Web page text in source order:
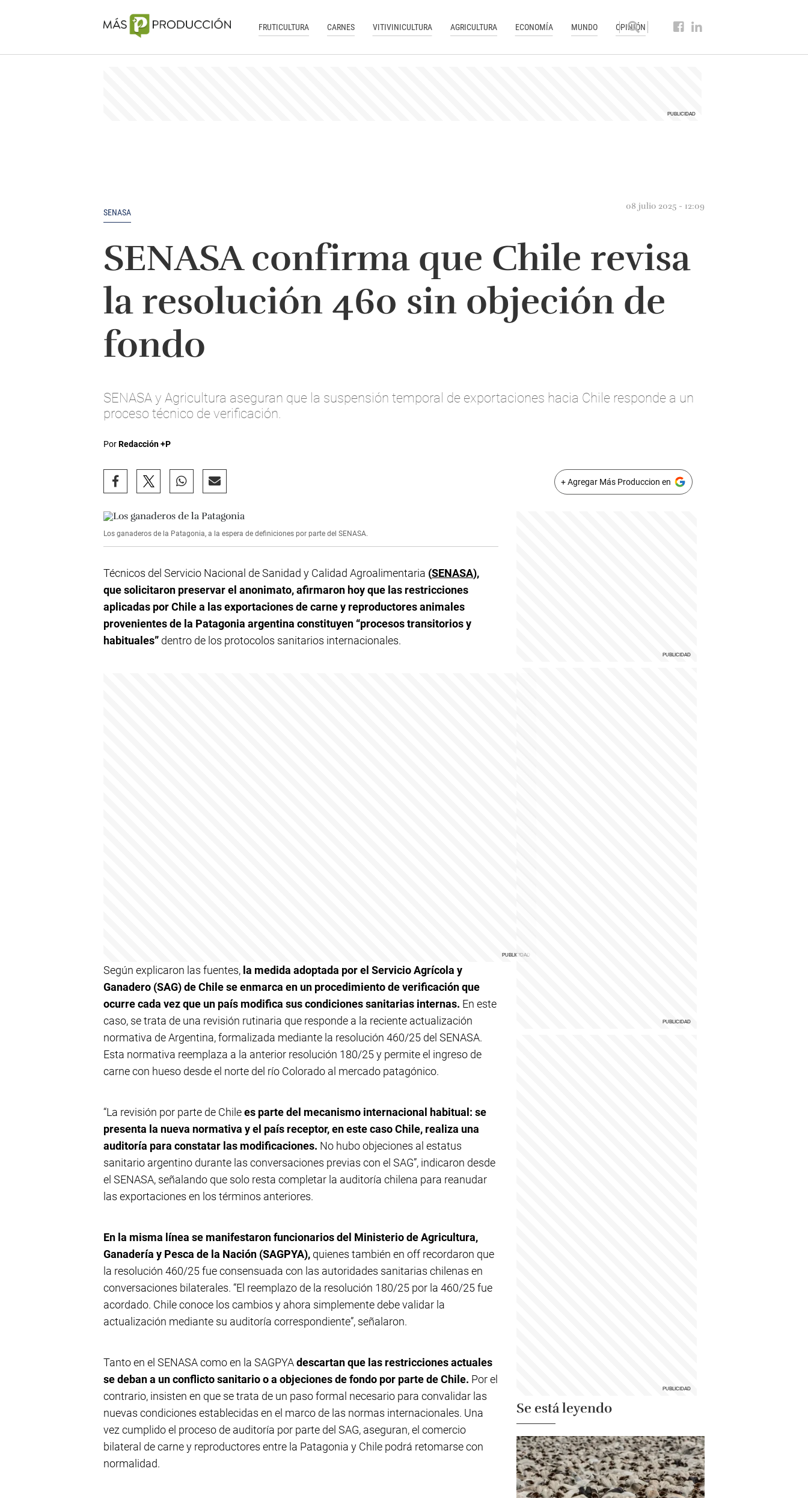
FRUTICULTURA CARNES VITIVINICULTURA AGRICULTURA ECONOMÍA MUNDO OPINIÓN
SENASA
08 julio 2025 - 12:09
SENASA confirma que Chile revisa
la resolución 460 sin objeción de
fondo
SENASA y Agricultura aseguran que la suspensión temporal de exportaciones hacia Chile responde a un
proceso técnico de verificación.
PorRedacción +P
+ Agregar Más Produccion en
Los ganaderos de la Patagonia, a la espera de definiciones por parte del SENASA.
Técnicos del Servicio Nacional de Sanidad y Calidad Agroalimentaria (SENASA),
que solicitaron preservar el anonimato, afirmaron hoy que las restricciones
aplicadas por Chile a las exportaciones de carne y reproductores animales
provenientes de la Patagonia argentina constituyen “procesos transitorios y
habituales” dentro de los protocolos sanitarios internacionales.
Según explicaron las fuentes, la medida adoptada por el Servicio Agrícola y
Ganadero (SAG) de Chile se enmarca en un procedimiento de verificación que
ocurre cada vez que un país modifica sus condiciones sanitarias internas. En este
caso, se trata de una revisión rutinaria que responde a la reciente actualización
normativa de Argentina, formalizada mediante la resolución 460/25 del SENASA.
Esta normativa reemplaza a la anterior resolución 180/25 y permite el ingreso de
carne con hueso desde el norte del río Colorado al mercado patagónico.
“La revisión por parte de Chilees parte del mecanismo internacional habitual: se
presenta la nueva normativa y el país receptor, en este caso Chile, realiza una
auditoría para constatar las modificaciones. No hubo objeciones al estatus
sanitario argentino durante las conversaciones previas con el SAG”, indicaron desde
el SENASA, señalando que solo resta completar la auditoría chilena para reanudar
las exportaciones en los términos anteriores.
En la misma línea se manifestaron funcionarios del Ministerio de Agricultura,
Ganadería y Pesca de la Nación (SAGPYA), quienes también en off recordaron que
la resolución 460/25 fue consensuada con las autoridades sanitarias chilenas en
conversaciones bilaterales. “El reemplazo de la resolución 180/25 por la 460/25 fue
acordado. Chile conoce los cambios y ahora simplemente debe validar la
actualización mediante su auditoría correspondiente”, señalaron.
Tanto en el SENASA como en la SAGPYAdescartan que las restricciones actuales
se deban a un conflicto sanitario o a objeciones de fondo por parte de Chile. Por el
contrario, insisten en que se trata de un paso formal necesario para convalidar las
nuevas condiciones establecidas en el marco de las normas internacionales. Una
vez cumplido el proceso de auditoría por parte del SAG, aseguran, el comercio
bilateral de carne y reproductores entre la Patagonia y Chile podrá retomarse con
normalidad.
Se está leyendo